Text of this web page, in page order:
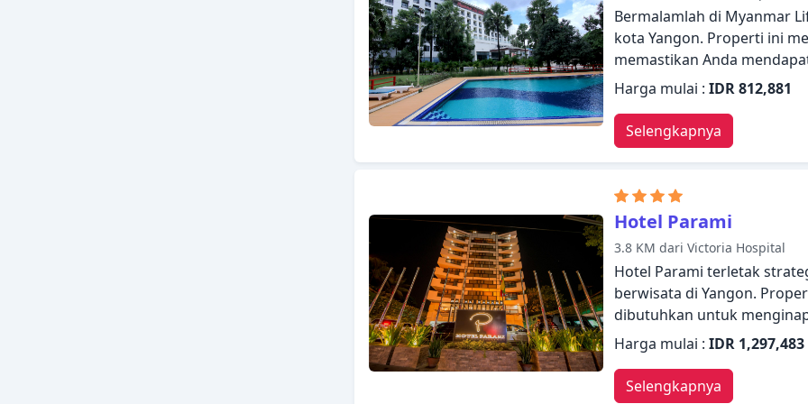
Bermalamlah di Myanmar
kota Yangon. Properti ini
memastikan Anda
kamar 24 jam, WiFi gratis
parkir valet, tempat parkir
tamu. Kamar dilengkapi
untuk bermalam dengan
layar datar, cermin,
(gratis). Properti ini
Staf yang ramah, fasilitas
yang Yangon tawarkan,
menginap di Myanmar Life
Harga mulai :IDR 812,881
Selengkapnya
Hotel Parami
3.8 KM dari Victoria Hospital
Hotel Parami terletak
berwisata di Yangon.
dibutuhkan untuk
akan menyambut dan
kamar Anda yang nyaman
fasilitas seperti televisi
Harga mulai :IDR 1,297,483
Selengkapnya